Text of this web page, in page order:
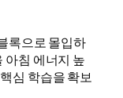
록으로 몰입하
아침 에너지 높
심 학습을 확보